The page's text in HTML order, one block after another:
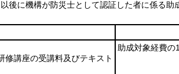
後に機構が防災士として認証した者に係る助
講座の受講料及びテキスト
助成対象経費の